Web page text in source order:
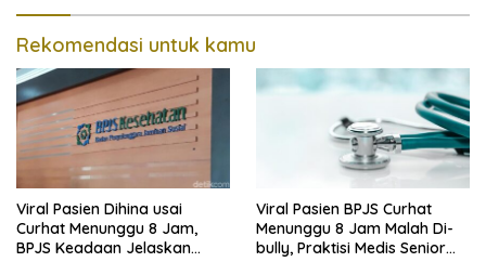
Rekomendasi untuk kamu
Viral Pasien Dihina usai
Curhat Menunggu 8 Jam,
BPJS Keadaan Jelaskan
Viral Pasien BPJS Curhat
Menunggu 8 Jam Malah Di-
bully, Praktisi Medis Senior